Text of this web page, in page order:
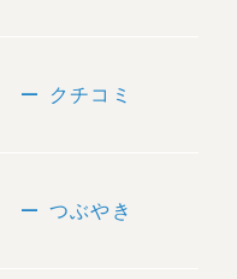
remove クチコミ
remove つぶやき